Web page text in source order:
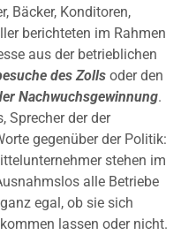
Bäcker, Konditoren,
berichteten im Rahmen
aus der betrieblichen
des Zolls oder den
Nachwuchsgewinnung.
Sprecher der der
gegenüber der Politik:
stehen im
alle Betriebe
egal, ob sie sich
lassen oder nicht.